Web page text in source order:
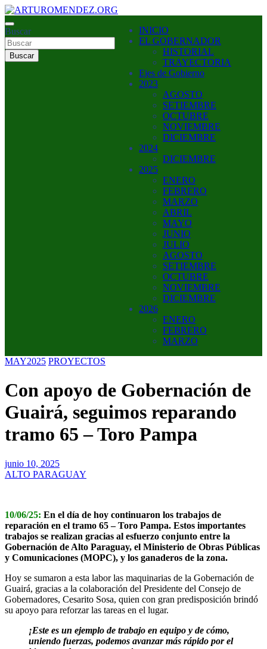
Saltar
al
contenido
ARTUROMENDEZ.ORG
ARTURO MENDEZ GOBERNADOR 2023
Buscar
Buscar
INICIO
EL GOBERNADOR
HISTORIAL
TRAYECTORIA
Ejes de Gobierno
2023
AGOSTO
SETIEMBRE
OCTUBRE
NOVIEMBRE
DICIEMBRE
2024
DICIEMBRE
2025
ENERO
FEBRERO
MARZO
ABRIL
MAYO
JUNIO
JULIO
AGOSTO
SETIEMBRE
OCTUBRE
NOVIEMBRE
DICIEMBRE
2026
ENERO
FEBRERO
MARZO
MAY2025 PROYECTOS
Con apoyo de Gobernación de
Guairá, seguimos reparando
tramo 65 – Toro Pampa
junio 10, 2025
ALTO PARAGUAY
10/06/25: En el día de hoy continuaron los trabajos de
reparación en el tramo 65 – Toro Pampa. Estos importantes
trabajos se realizan gracias al esfuerzo conjunto entre la
Gobernación de Alto Paraguay, el Ministerio de Obras Públicas
y Comunicaciones (MOPC), y los ganaderos de la zona.
Hoy se sumaron a esta labor las maquinarias de la Gobernación de
Guairá, gracias a la colaboración del Presidente del Consejo de
Gobernadores, Cesarito Sosa, quien con gran predisposición brindó
su apoyo para reforzar las tareas en el lugar.
¡Este es un ejemplo de trabajo en equipo y de cómo,
uniendo fuerzas, podemos avanzar más rápido por el